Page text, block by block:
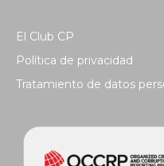
El Club CP
Política de privacidad
Tratamiento de datos